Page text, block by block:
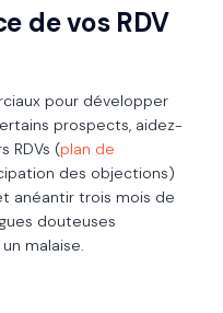
de vos RDV
pour développer
prospects, aidez-
RDVs (plan de
des objections)
anéantir trois mois de
douteuses
malaise.